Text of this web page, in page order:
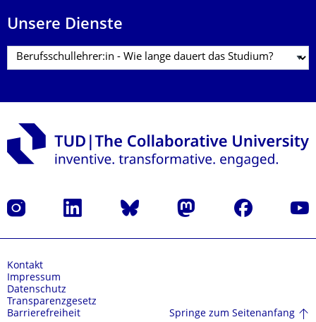
Unsere Dienste
Instagram LinkedIn Bluesky Mastodon Facebook
Kontakt
Impressum
Datenschutz
Transparenzgesetz
Barrierefreiheit
Springe zum Seitenanfang